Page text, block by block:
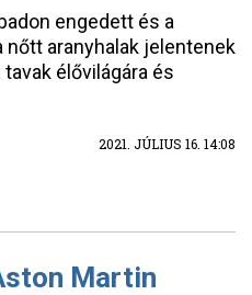
engedett és a
aranyhalak jelentenek
élővilágára és
2021. JÚLIUS 16. 14:08
Martin